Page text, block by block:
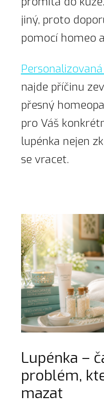
jiný, proto
pomocí homeo
najde příčinu
přesný
pro Váš
lupénka nejen
se vracet.
Lupénka –
problém,
mazat